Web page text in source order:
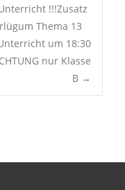
!!!Zusatz
Thema 13
um 18:30
nur Klasse
B →